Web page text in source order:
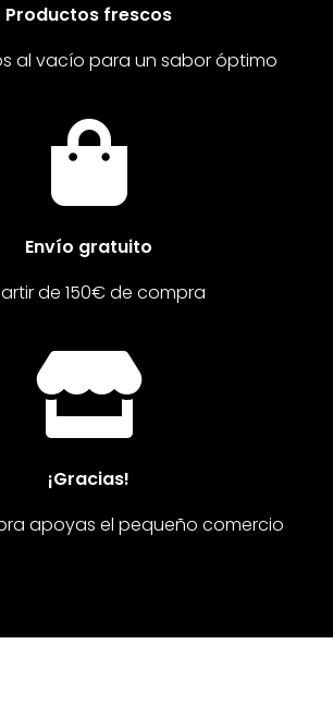
Productos frescos
al vacío para un sabor óptimo

Envío gratuito
de 150€ de compra

¡Gracias!
apoyas el pequeño comercio